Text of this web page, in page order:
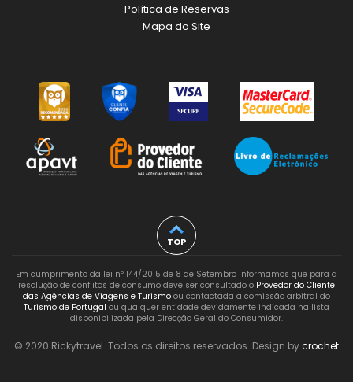
Política de Reservas
Mapa do Site
TOP
Em cumprimento da lei nº 144/2015 de 8 de Setembro informamos que para a
resolução de conflitos de consumo deve ser consultado o Provedor do Cliente
das Agências de Viagens e Turismo ou contactada a comissão arbitral do
Turismo de Portugal ou qualquer entidade devidamente indicada na lista
disponibilizada pela Direcção Geral do Consumidor.
© 2020 Rickytravel. Todos os direitos reservados. Design bycrochet